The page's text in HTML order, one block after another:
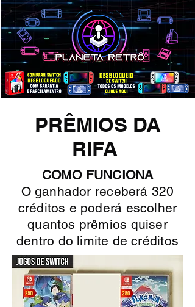
PRÊMIOS DA
RIFA
COMO FUNCIONA
O ganhador receberá 320
créditos e poderá escolher
quantos prêmios quiser
dentro do limite de créditos